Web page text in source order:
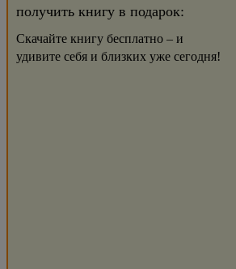
получить книгу в подарок:
Скачайте книгу бесплатно – и
удивите себя и близких уже сегодня!